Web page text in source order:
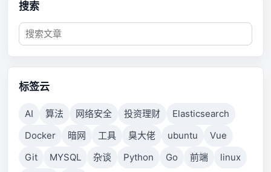
搜索
标签云
AI 算法 网络安全 投资理财
Elasticsearch
Docker
暗网 工具 臭大佬 ubuntu
Vue
Git
MYSQL 杂谈 Python Go 前端
linux